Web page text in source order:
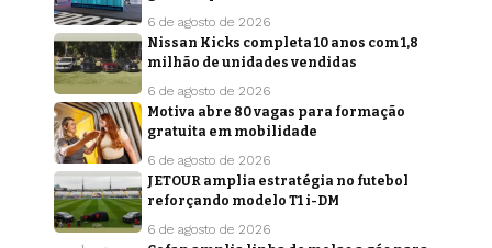
6 de agosto de 2026
Nissan Kicks completa 10 anos com 1,8
milhão de unidades vendidas
6 de agosto de 2026
Motiva abre 80 vagas para formação
gratuita em mobilidade
6 de agosto de 2026
JETOUR amplia estratégia no futebol
reforçando modelo T1 i-DM
6 de agosto de 2026